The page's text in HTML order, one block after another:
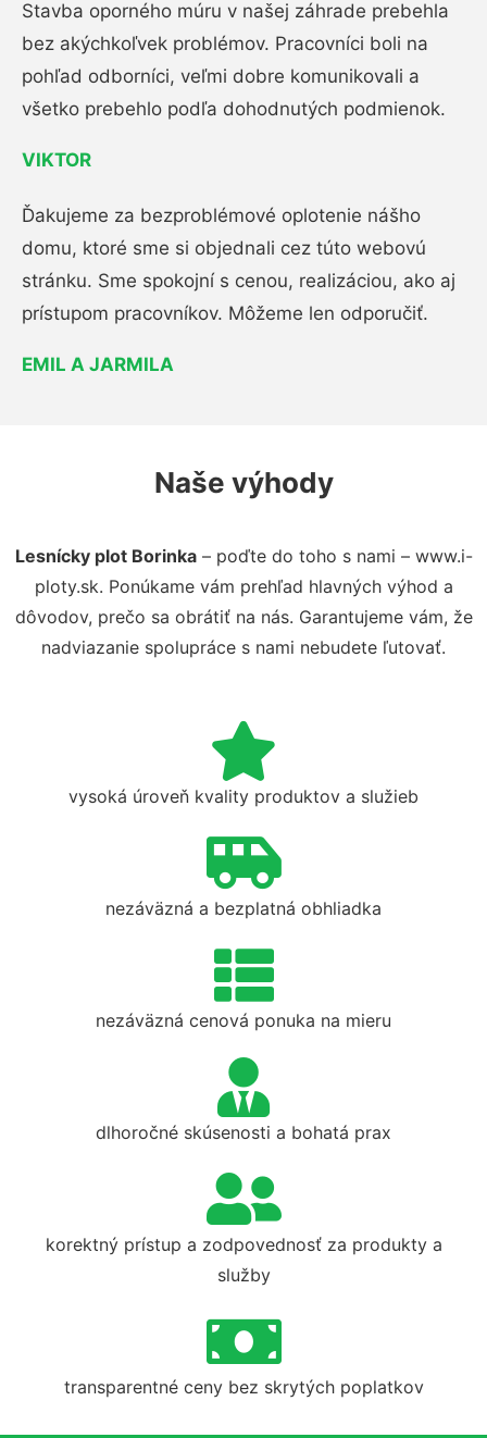
Stavba oporného múru v našej záhrade prebehla
bez akýchkoľvek problémov. Pracovníci boli na
pohľad odborníci, veľmi dobre komunikovali a
všetko prebehlo podľa dohodnutých podmienok.
VIKTOR
Ďakujeme za bezproblémové oplotenie nášho
domu, ktoré sme si objednali cez túto webovú
stránku. Sme spokojní s cenou, realizáciou, ako aj
prístupom pracovníkov. Môžeme len odporučiť.
EMIL A JARMILA
Naše výhody
Lesnícky plot Borinka– poďte do toho s nami – www.i-
ploty.sk. Ponúkame vám prehľad hlavných výhod a
dôvodov, prečo sa obrátiť na nás. Garantujeme vám, že
nadviazanie spolupráce s nami nebudete ľutovať.
vysoká úroveň kvality produktov a služieb
nezáväzná a bezplatná obhliadka
nezáväzná cenová ponuka na mieru
dlhoročné skúsenosti a bohatá prax
korektný prístup a zodpovednosť za produkty a
služby
transparentné ceny bez skrytých poplatkov